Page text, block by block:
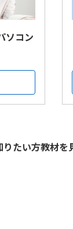
ソコン
たい方教材を